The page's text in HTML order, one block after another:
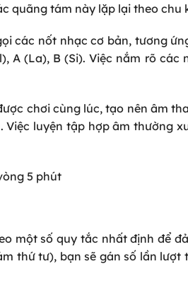
quãng tám này lặp lại theo chu
các nốt nhạc cơ bản, tương
A (La), B (Si). Việc nắm rõ các
chơi cùng lúc, tạo nên âm
luyện tập hợp âm thường
5 phút
một số quy tắc nhất định để
thứ tư), bạn sẽ gán số lần lượt